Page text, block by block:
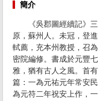
簡介
《吳郡圖經續記》
原，蘇州人。未冠，登
軾薦，充本州教授，召
密院編修。書成於元豐
雅，猶有古人之風。首
篇：一為元祐元年常安
為元符二年祝安上作，